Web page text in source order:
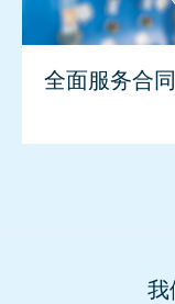
全面服务合同
我